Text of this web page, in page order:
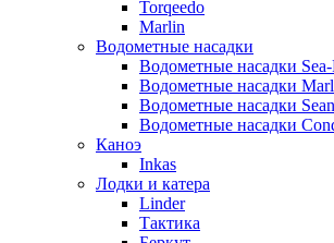
Torqeedo
Marlin
Водометные насадки
Водометные насадки
Водометные насадки
Водометные насадки
Водометные насадки
Каноэ
Inkas
Лодки и катера
Linder
Тактика